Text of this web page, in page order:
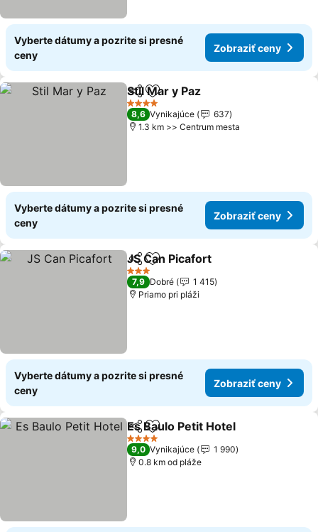
Vyberte dátumy a pozrite si presné
ceny
Zobraziť ceny
ZdieľaťPridať do obľúbených
Stil Mar y Paz
4 Počet hviezdičiek
8,6 Vynikajúce
637
1.3 km >> Centrum mesta
Vyberte dátumy a pozrite si presné
ceny
Zobraziť ceny
ZdieľaťPridať do obľúbených
JS Can Picafort
3 Počet hviezdičiek
7,9 Dobré
1 415
Priamo pri pláži
Vyberte dátumy a pozrite si presné
ceny
Zobraziť ceny
ZdieľaťPridať do obľúbených
Es Baulo Petit Hotel
4 Počet hviezdičiek
9,0 Vynikajúce
1 990
0.8 km od pláže